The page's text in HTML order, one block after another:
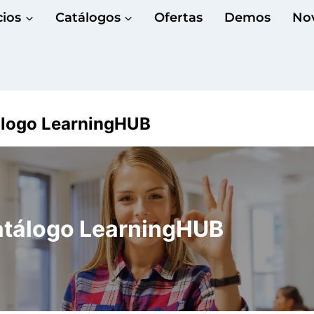
Catálogos Ofertas Demos
LearningHUB
LearningHUB